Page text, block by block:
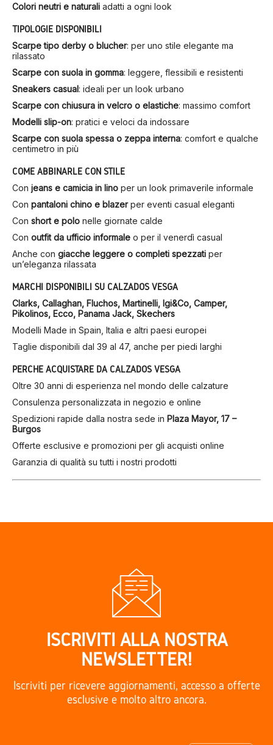
Colori neutri e naturali adatti a ogni look
TIPOLOGIE DISPONIBILI
Scarpe tipo derby o blucher: per uno stile elegante ma
rilassato
Scarpe con suola in gomma: leggere, flessibili e resistenti
Sneakers casual: ideali per un look urbano
Scarpe con chiusura in velcro o elastiche: massimo comfort
Modelli slip-on: pratici e veloci da indossare
Scarpe con suola spessa o zeppa interna: comfort e qualche
centimetro in più
COME ABBINARLE CON STILE
Con jeans e camicia in lino per un look primaverile informale
Con pantaloni chino e blazerper eventi casual eleganti
Con short e polo nelle giornate calde
Con outfit da ufficio informale o per il venerdì casual
Anche con giacche leggere o completi spezzati per
un’eleganza rilassata
MARCHI DISPONIBILI SU CALZADOS VESGA
Clarks, Callaghan, Fluchos, Martinelli, Igi&Co, Camper,
Pikolinos, Ecco, Panama Jack, Skechers
Modelli Made in Spain, Italia e altri paesi europei
Taglie disponibili dal 39 al 47, anche per piedi larghi
PERCHÉ ACQUISTARE DA CALZADOS VESGA
Oltre 30 anni di esperienza nel mondo delle calzature
Consulenza personalizzata in negozio e online
Spedizioni rapide dalla nostra sede in Plaza Mayor, 17 –
Burgos
Offerte esclusive e promozioni per gli acquisti online
Garanzia di qualità su tutti i nostri prodotti
ISCRIVITI ALLA NOSTRA
NEWSLETTER!
Iscriviti per ricevere aggiornamenti, accesso a offerte
esclusive e molto altro ancora.